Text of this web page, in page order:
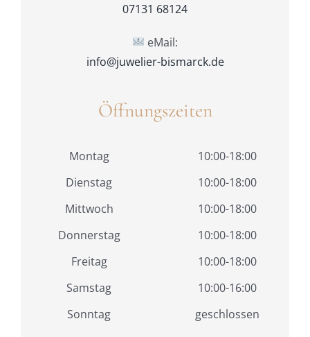
07131 68124
eMail:
info@juwelier-bismarck.de
Öffnungszeiten
Montag
10:00-18:00
Dienstag
10:00-18:00
Mittwoch
10:00-18:00
Donnerstag
10:00-18:00
Freitag
10:00-18:00
Samstag
10:00-16:00
Sonntag
geschlossen